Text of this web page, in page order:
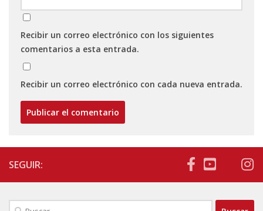
Recibir un correo electrónico con los siguientes
comentarios a esta entrada.
Recibir un correo electrónico con cada nueva entrada.
SEGUIR:
Buscar: